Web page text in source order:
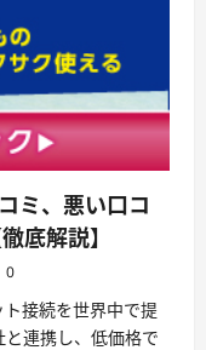
ミ、悪い口コ
底解説】
0
接続を世界中で提
連携し、低価格で